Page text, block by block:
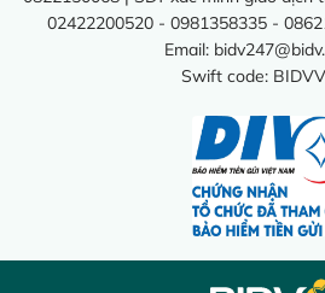
02422200520 - 0981358335 -
Email:
Swift code: